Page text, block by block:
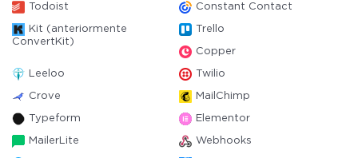
Todoist Constant Contact
Kit (anteriormente
ConvertKit)
Trello
Copper
Leeloo Twilio
Crove MailChimp
Typeform Elementor
MailerLite Webhooks